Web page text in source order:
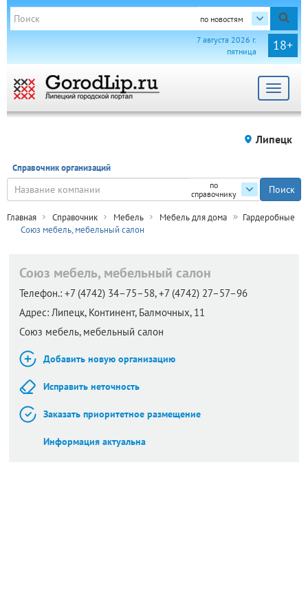
по новостям
18+
7 августа 2026 г.
пятница
Toggle
Липецк
Справочник организаций
по
справочнику
Главная Справочник Мебель Мебель для дома
Гардеробные
Союз мебель, мебельный салон
Союз мебель, мебельный салон
Телефон.: +7 (4742) 34–75–58, +7 (4742) 27–57–96
Адрес: Липецк, Континент, Балмочных, 11
Союз мебель, мебельный салон
Добавить новую организацию
Исправить неточность
Заказать приоритетное размещение
Информация актуальна